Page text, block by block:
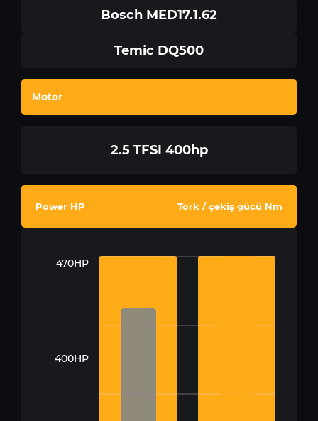
Bosch MED17.1.62
Temic DQ500
Motor
2.5 TFSI 400hp
Power HP Tork / çekiş gücü Nm
470HP
400HP